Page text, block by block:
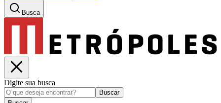
Busca
Digite sua busca
Buscar